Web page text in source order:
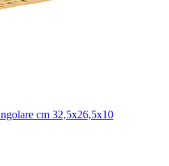
cm 32,5x26,5x10